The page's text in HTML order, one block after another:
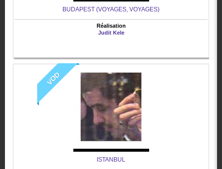
BUDAPEST (VOYAGES, VOYAGES)
Réalisation
Judit Kele
VOD
ISTANBUL